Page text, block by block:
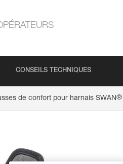
CONSEILS TECHNIQUES
de confort pour harnais SWAN®